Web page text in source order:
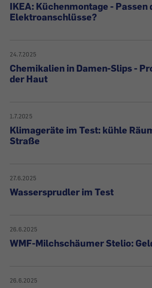
IKEA: Küchenmontage - Passen
Elektroanschlüsse?
24.7.2025
Chemikalien in Damen-Slips -
der Haut
1.7.2025
Klimageräte im Test: kühle
Straße
27.6.2025
Wassersprudler im Test
26.6.2025
WMF-Milchschäumer Stelio:
26.6.2025